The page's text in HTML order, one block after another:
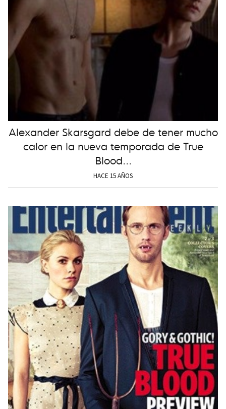
Alexander Skarsgard debe de tener mucho
calor en la nueva temporada de True
Blood...
HACE 15 AÑOS